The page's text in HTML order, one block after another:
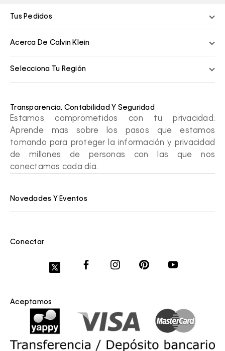
Tus Pedidos
Acerca De Calvin Klein
Selecciona Tu Región
Transparencia, Contabilidad Y Seguridad
Estamos comprometidos con tu privacidad.
Aprende mas sobre los pasos que estamos
tomando para proteger la información y privacidad
de millones de personas con las que nos
conectamos cada día.
Novedades Y Eventos
Conectar
Aceptamos